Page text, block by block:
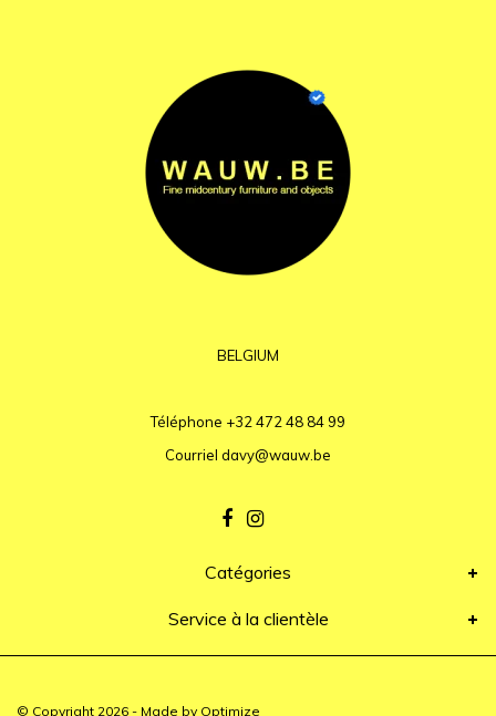
BELGIUM
Téléphone +32 472 48 84 99
Courriel davy@wauw.be
Catégories
Service à la clientèle
© Copyright 2026 - Made by Optimize